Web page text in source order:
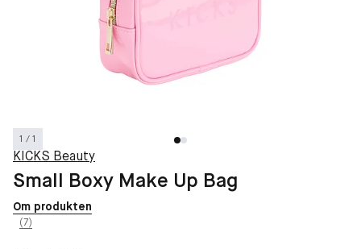
1 / 1
KICKS Beauty
Small Boxy Make Up Bag
Om produkten
(7)